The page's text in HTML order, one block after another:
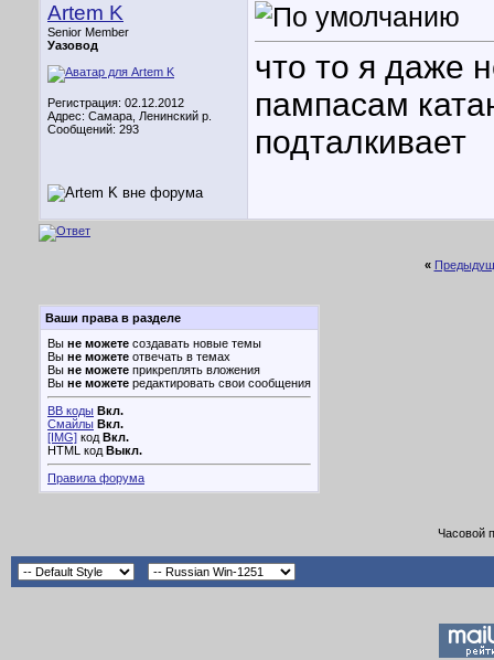
Artem K
Senior Member
Уазовод
Регистрация: 02.12.2012
Адрес: Самара, Ленинский р.
Сообщений: 293
что то я даже
пампасам
подталкивает
«
Ваши права в разделе
Вы не можете создавать новые темы
Вы не можете отвечать в темах
Вы не можете прикреплять вложения
Вы не можете редактировать свои сообщения
BB коды Вкл.
Смайлы Вкл.
[IMG] код Вкл.
HTML код Выкл.
Правила форума
Часовой